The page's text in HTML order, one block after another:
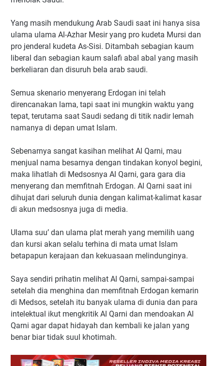
Yang masih mendukung Arab Saudi saat ini hanya sisa
ulama ulama Al-Azhar Mesir yang pro kudeta Mursi dan
pro jenderal kudeta As-Sisi. Ditambah sebagian kaum
liberal dan sebagian kaum salafi abal abal yang masih
berkeliaran dan disuruh bela arab saudi.
Semua skenario menyerang Erdogan ini telah
direncanakan lama, tapi saat ini mungkin waktu yang
tepat, terutama saat Saudi sedang di titik nadir lemah
namanya di depan umat Islam.
Sebenarnya sangat kasihan melihat Al Qarni, mau
menjual nama besarnya dengan tindakan konyol begini,
maka lihatlah di Medsosnya Al Qarni, gara gara dia
menyerang dan memfitnah Erdogan. Al Qarni saat ini
dihujat dari seluruh dunia dengan kalimat-kalimat kasar
di akun medsosnya juga di media.
Ulama suu’ dan ulama plat merah yang memilih uang
dan kursi akan selalu terhina di mata umat Islam
betapapun kerajaan dan kekuasaan melindunginya.
Saya sendiri prihatin melihat Al Qarni, sampai-sampai
setelah dia menghina dan memfitnah Erdogan kemarin
di Medsos, setelah itu banyak ulama di dunia dan para
intelektual ikut mengkritik Al Qarni dan mendoakan Al
Qarni agar dapat hidayah dan kembali ke jalan yang
benar biar tidak suul khotimah.